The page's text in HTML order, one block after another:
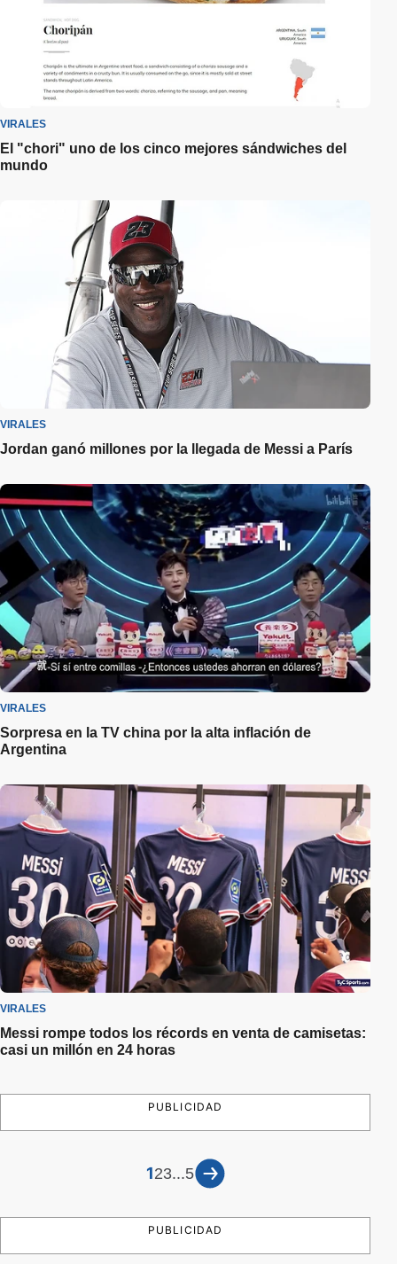
VIRALES
El "chori" uno de los cinco mejores sándwiches del
mundo
VIRALES
Jordan ganó millones por la llegada de Messi a París
VIRALES
Sorpresa en la TV china por la alta inflación de
Argentina
VIRALES
Messi rompe todos los récords en venta de camisetas:
casi un millón en 24 horas
PUBLICIDAD
123...5
PUBLICIDAD